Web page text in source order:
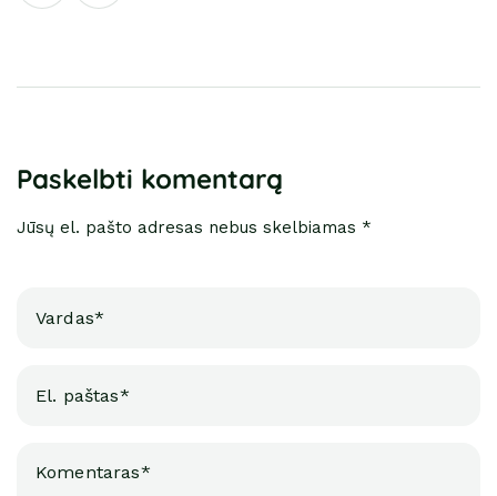
Paskelbti komentarą
Jūsų el. pašto adresas nebus skelbiamas *